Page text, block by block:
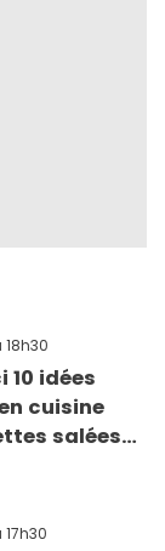
18h30
10 idées
cuisine
salées
17h30